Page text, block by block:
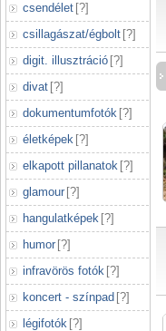
csendélet [?]
csillagászat/égbolt [?]
digit. illusztráció [?]
divat [?]
dokumentumfotók [?]
életképek [?]
elkapott pillanatok [?]
glamour [?]
hangulatképek [?]
humor [?]
infravörös fotók [?]
koncert - színpad [?]
légifotók [?]